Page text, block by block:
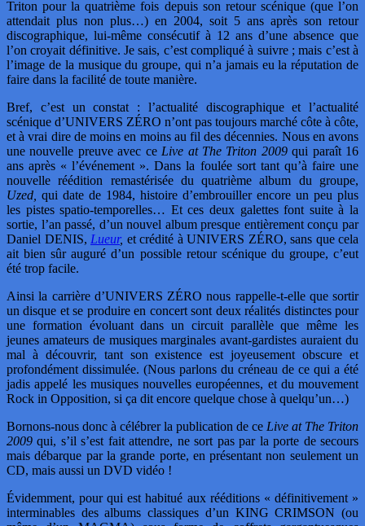
Triton pour la quatrième fois depuis son retour scénique (que l’on
attendait plus non plus…) en 2004, soit 5 ans après son retour
discographique, lui-même consécutif à 12 ans d’une absence que
l’on croyait définitive. Je sais, c’est compliqué à suivre ; mais c’est à
l’image de la musique du groupe, qui n’a jamais eu la réputation de
faire dans la facilité de toute manière.
Bref, c’est un constat : l’actualité discographique et l’actualité
scénique d’UNIVERS ZÉRO n’ont pas toujours marché côte à côte,
et à vrai dire de moins en moins au fil des décennies. Nous en avons
une nouvelle preuve avec ce Live at The Triton 2009qui paraît 16
ans après « l’événement ». Dans la foulée sort tant qu’à faire une
nouvelle réédition remastérisée du quatrième album du groupe,
Uzed, qui date de 1984, histoire d’embrouiller encore un peu plus
les pistes spatio-temporelles… Et ces deux galettes font suite à la
sortie, l’an passé, d’un nouvel album presque entièrement conçu par
Daniel DENIS, Lueur, et crédité à UNIVERS ZÉRO, sans que cela
ait bien sûr auguré d’un possible retour scénique du groupe, c’eut
été trop facile.
Ainsi la carrière d’UNIVERS ZÉRO nous rappelle-t-elle que sortir
un disque et se produire en concert sont deux réalités distinctes pour
une formation évoluant dans un circuit parallèle que même les
jeunes amateurs de musiques marginales avant-gardistes auraient du
mal à découvrir, tant son existence est joyeusement obscure et
profondément dissimulée. (Nous parlons du créneau de ce qui a été
jadis appelé les musiques nouvelles européennes, et du mouvement
Rock in Opposition, si ça dit encore quelque chose à quelqu’un…)
Bornons-nous donc à célébrer la publication de ce Live at The Triton
2009 qui, s’il s’est fait attendre, ne sort pas par la porte de secours
mais débarque par la grande porte, en présentant non seulement un
CD, mais aussi un DVD vidéo !
Évidemment, pour qui est habitué aux rééditions « définitivement »
interminables des albums classiques d’un KING CRIMSON (ou